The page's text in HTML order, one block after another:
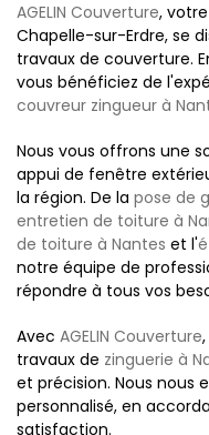
AGELIN Couverture,
Chapelle-sur-Erdre, se
travaux de couverture.
vous bénéficiez de
couvreur zingueur à
Nous vous offrons une
appui de fenêtre
la région. De la pose de
entretien de toiture à
de toiture à Nantes et l'
notre équipe de
répondre à tous vos
Avec AGELIN Couverture
travaux de zinguerie à
et précision. Nous nous
personnalisé, en
satisfaction.